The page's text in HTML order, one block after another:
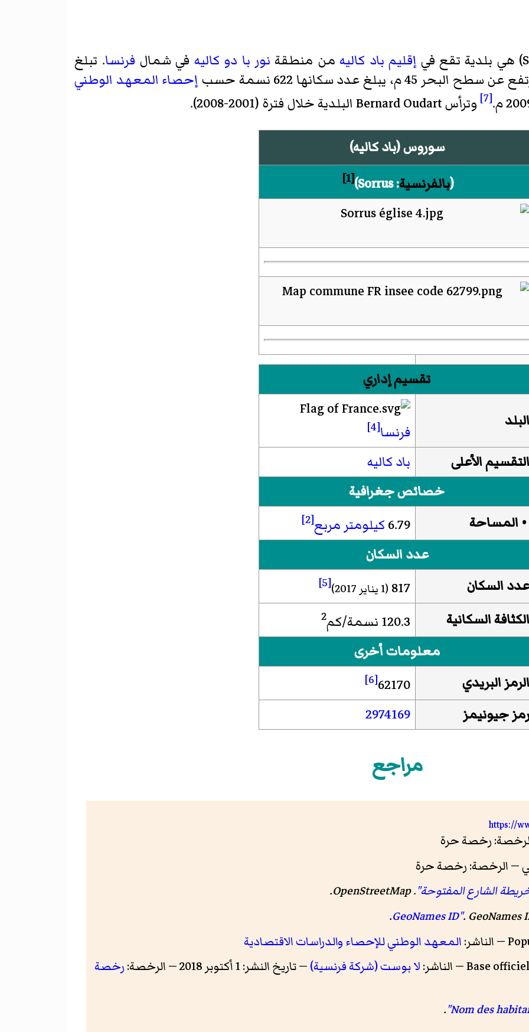
)‏ هي بلدية تقع في إقليم باد كاليهمن منطقة نور با دو كاليه في شمال فرنسا. تبلغ
إحصاء المعهد الوطني
[7] وترأسBernard Oudart البلدية خلال فترة (2001-2008).
سوروس (باد كاليه)
(بالفرنسية:
Sorrus
)‏
[1]
تقسيم إداري
البلد
فرنسا[4]
التقسيم الأعلى
باد كاليه
خصائص جغرافية
• المساحة
6.79 كيلومتر مربع[2]
عدد السكان
عدد السكان
817 (1 يناير 2017) [5]
الكثافة السكانية 120.3 نسمة/كم 2
معلومات أخرى
الرمز البريدي
62170
[6]
رمز جيونيمز 2974169
مراجع
https://
— الرخصة: رخصة حرة
الشارع المفتوحة".
OpenStreetMap
.
. GeoNames
.
المعهد الوطني للإحصاء والدراسات الاقتصادية
لا بوست (شركة فرنسية) — تاريخ النشر: 1 أكتوبر 2018 — الرخصة:
رخصة
.